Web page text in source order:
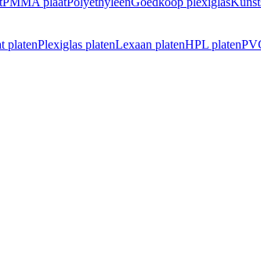
platenPlexiglas platenLexaan platenHPL platen